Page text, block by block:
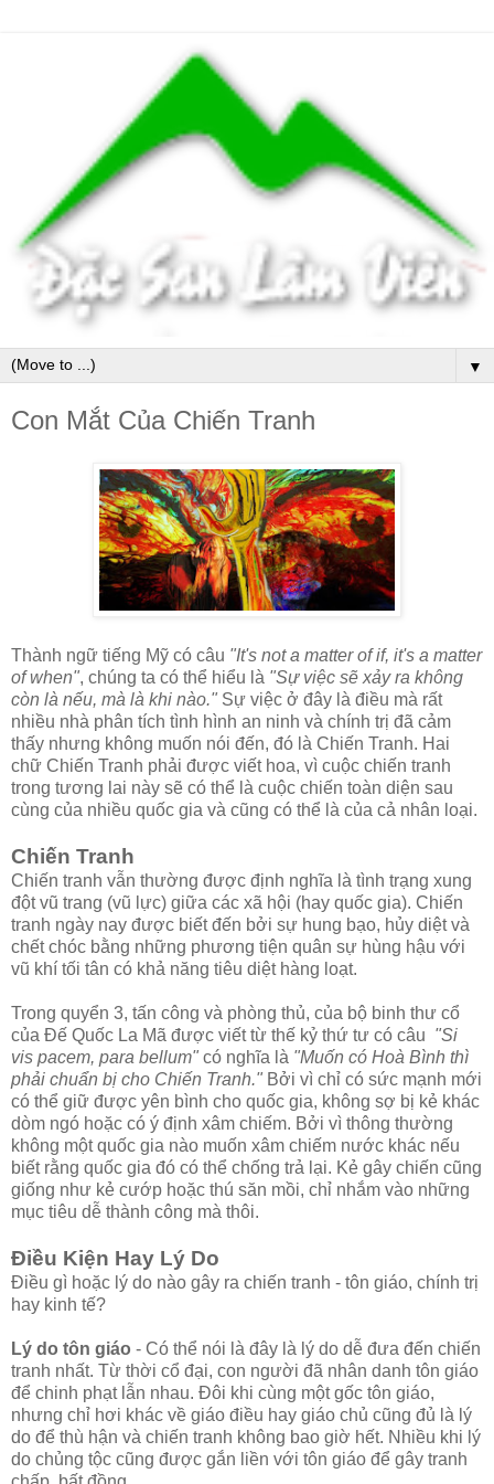
▼
Con Mắt Của Chiến Tranh
Thành ngữ tiếng Mỹ có câu "It's not a matter of if, it's a matter
of when", chúng ta có thể hiểu là "Sự việc sẽ xảy ra không
còn là nếu, mà là khi nào." Sự việc ở đây là điều mà rất
nhiều nhà phân tích tình hình an ninh và chính trị đã cảm
thấy nhưng không muốn nói đến, đó là Chiến Tranh. Hai
chữ Chiến Tranh phải được viết hoa, vì cuộc chiến tranh
trong tương lai này sẽ có thể là cuộc chiến toàn diện sau
cùng của nhiều quốc gia và cũng có thể là của cả nhân loại.
Chiến Tranh
Chiến tranh vẫn thường được định nghĩa là tình trạng xung
đột vũ trang (vũ lực) giữa các xã hội (hay quốc gia). Chiến
tranh ngày nay được biết đến bởi sự hung bạo, hủy diệt và
chết chóc bằng những phương tiện quân sự hùng hậu với
vũ khí tối tân có khả năng tiêu diệt hàng loạt.
Trong quyển 3, tấn công và phòng thủ, của bộ binh thư cổ
của Đế Quốc La Mã được viết từ thế kỷ thứ tư có câu "Si
vis pacem, para bellum" có nghĩa là "Muốn có Hoà Bình thì
phải chuẩn bị cho Chiến Tranh." Bởi vì chỉ có sức mạnh mới
có thể giữ được yên bình cho quốc gia, không sợ bị kẻ khác
dòm ngó hoặc có ý định xâm chiếm. Bởi vì thông thường
không một quốc gia nào muốn xâm chiếm nước khác nếu
biết rằng quốc gia đó có thể chống trả lại. Kẻ gây chiến cũng
giống như kẻ cướp hoặc thú săn mồi, chỉ nhắm vào những
mục tiêu dễ thành công mà thôi.
Điều Kiện Hay Lý Do
Điều gì hoặc lý do nào gây ra chiến tranh - tôn giáo, chính trị
hay kinh tế?
Lý do tôn giáo - Có thể nói là đây là lý do dễ đưa đến chiến
tranh nhất. Từ thời cổ đại, con người đã nhân danh tôn giáo
để chinh phạt lẫn nhau. Đôi khi cùng một gốc tôn giáo,
nhưng chỉ hơi khác về giáo điều hay giáo chủ cũng đủ là lý
do để thù hận và chiến tranh không bao giờ hết. Nhiều khi lý
do chủng tộc cũng được gắn liền với tôn giáo để gây tranh